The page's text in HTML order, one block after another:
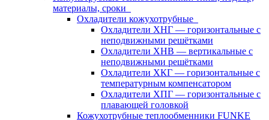
материалы, сроки
Охладители кожухотрубные
Охладители ХНГ — горизонтальные с
неподвижными решётками
Охладители ХНВ — вертикальные с
неподвижными решётками
Охладители ХКГ — горизонтальные с
температурным компенсатором
Охладители ХПГ — горизонтальные с
плавающей головкой
Кожухотрубные теплообменники FUNKE